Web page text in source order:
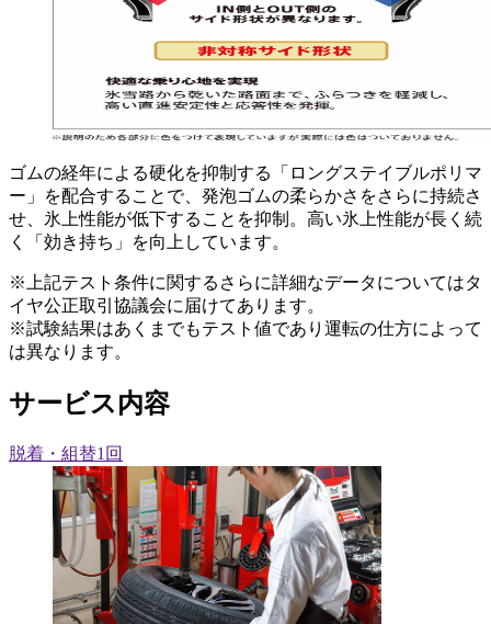
ゴムの経年による硬化を抑制する「ロングステイブルポリマ
ー」を配合することで、発泡ゴムの柔らかさをさらに持続さ
せ、氷上性能が低下することを抑制。高い氷上性能が長く続
く「効き持ち」を向上しています。
※上記テスト条件に関するさらに詳細なデータについてはタ
イヤ公正取引協議会に届けてあります。
※試験結果はあくまでもテスト値であり運転の仕方によって
は異なります。
サービス内容
脱着・組替1回